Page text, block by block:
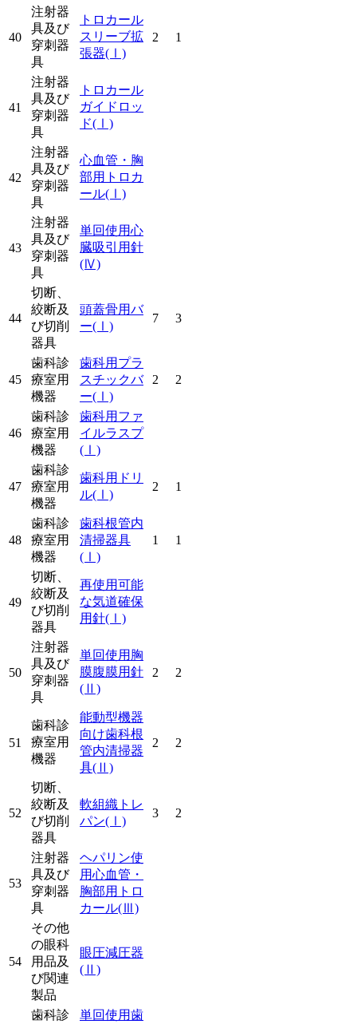
40
注射器
具及び
穿刺器
具
トロカール
スリーブ拡
張器(Ⅰ)
2 1
41
注射器
具及び
穿刺器
具
トロカール
ガイドロッ
ド(Ⅰ)
42
注射器
具及び
穿刺器
具
心血管・胸
部用トロカ
ール(Ⅰ)
43
注射器
具及び
穿刺器
具
単回使用心
臓吸引用針
(Ⅳ)
44
切断、
絞断及
び切削
器具
頭蓋骨用バ
ー(Ⅰ)
7 3
45
歯科診
療室用
機器
歯科用プラ
スチックバ
ー(Ⅰ)
2 2
46
歯科診
療室用
機器
歯科用ファ
イルラスプ
(Ⅰ)
47
歯科診
療室用
機器
歯科用ドリ
ル(Ⅰ)
2 1
48
歯科診
療室用
機器
歯科根管内
清掃器具
(Ⅰ)
1 1
49
切断、
絞断及
び切削
器具
再使用可能
な気道確保
用針(Ⅰ)
50
注射器
具及び
穿刺器
具
単回使用胸
膜腹膜用針
(Ⅱ)
2 2
51
歯科診
療室用
機器
能動型機器
向け歯科根
管内清掃器
具(Ⅱ)
2 2
52
切断、
絞断及
び切削
器具
軟組織トレ
パン(Ⅰ)
3 2
53
注射器
具及び
穿刺器
具
ヘパリン使
用心血管・
胸部用トロ
カール(Ⅲ)
54
その他
の眼科
用品及
び関連
製品
眼圧減圧器
(Ⅱ)
歯科診
単回使用歯